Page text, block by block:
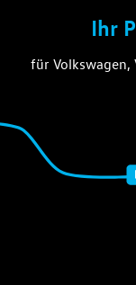
Ihr
für Volkswagen,